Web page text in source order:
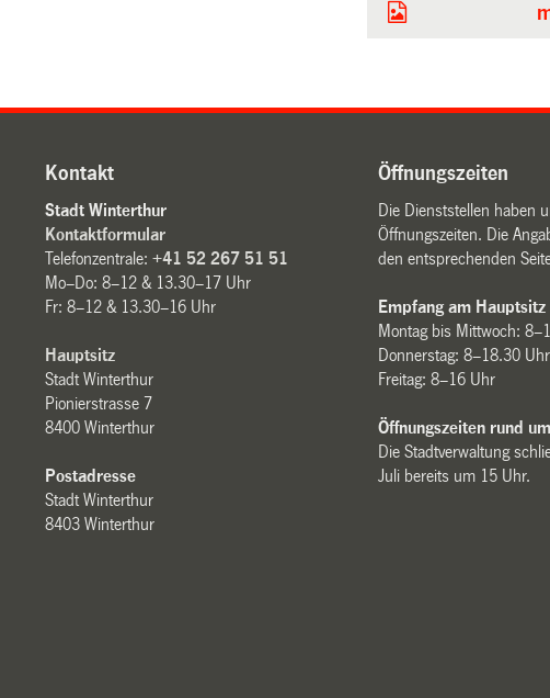
Kontakt
Stadt Winterthur
Kontaktformular
Telefonzentrale:+41 52 267 51 51
Mo–Do: 8–12 & 13.30–17 Uhr
Fr: 8–12 & 13.30–16 Uhr
Hauptsitz
Stadt Winterthur
Pionierstrasse 7
8400 Winterthur
Postadresse
Stadt Winterthur
8403 Winterthur
Öffnungszeiten
Die Dienststellen haben
Öffnungszeiten. Die
den entsprechenden
Empfang am Hauptsitz
Montag bis Mittwoch:
Donnerstag: 8–18.30 Uhr
Freitag: 8–16 Uhr
Öffnungszeiten rund
Die Stadtverwaltung
Juli bereits um 15 Uhr.